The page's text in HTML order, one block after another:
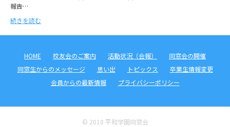
報告…
続きを読む
HOME 校友会のご案内 活動状況（会報）
同窓会の開催
同窓生からのメッセージ
思い出 トピックス
卒業生情報変更
会員からの最新情報
プライバシーポリシー
© 2018 平和学園同窓会